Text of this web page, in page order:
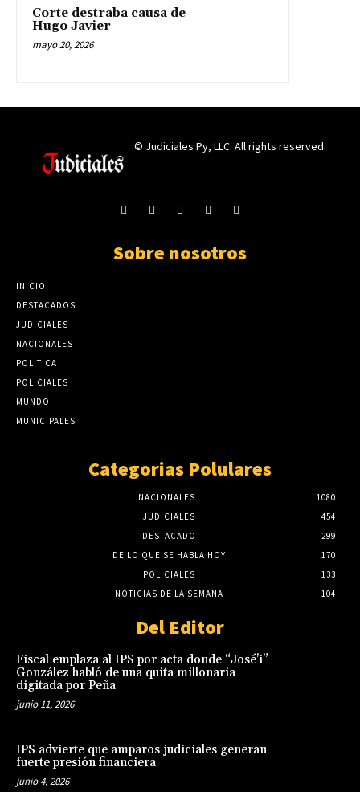
Corte destraba causa de
Hugo Javier
mayo 20, 2026
© Judiciales Py, LLC. All rights reserved.
Sobre nosotros
INICIO
DESTACADOS
JUDICIALES
NACIONALES
POLITICA
POLICIALES
MUNDO
MUNICIPALES
Categorias Polulares
NACIONALES
1080
JUDICIALES
454
DESTACADO
299
DE LO QUE SE HABLA HOY
170
POLICIALES
133
NOTICIAS DE LA SEMANA
104
Del Editor
Fiscal emplaza al IPS por acta donde “José’i”
González habló de una quita millonaria
digitada por Peña
junio 11, 2026
IPS advierte que amparos judiciales generan
fuerte presión financiera
junio 4, 2026